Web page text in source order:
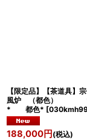
【限定品】【茶道具】
風炉 （都色） *
* 都色* [
188,000円 (税込)